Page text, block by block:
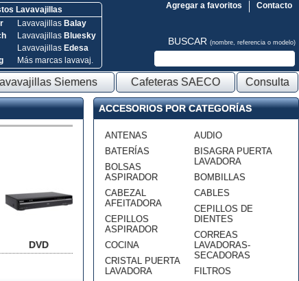
Lavavajillas
Lavavajillas Balay
Lavavajillas Bluesky
Lavavajillas Edesa
Más marcas lavavaj.
Contacto
Agregar a favoritos
BUSCAR (nombre, referencia o modelo)
Siemens Cafeteras SAECO Consulta
DVD
ACCESORIOS POR CATEGORÍAS
ANTENAS
BATERÍAS
BOLSAS
ASPIRADOR
CABEZAL
AFEITADORA
CEPILLOS
ASPIRADOR
COCINA
CRISTAL PUERTA
LAVADORA
AUDIO
BISAGRA PUERTA
LAVADORA
BOMBILLAS
CABLES
CEPILLOS DE
DIENTES
CORREAS
LAVADORAS-
SECADORAS
FILTROS